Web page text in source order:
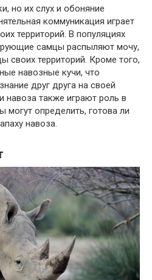
но их слух и обоняние
коммуникация играет
территорий. В популяциях
самцы распыляют мочу,
своих территорий. Кроме того,
навозные кучи, что
друг друга на своей
навоза также играют роль в
могут определить, готова ли
навоза.